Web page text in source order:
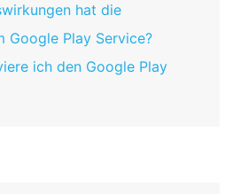
hat die
Google Play Service?
ich den Google Play